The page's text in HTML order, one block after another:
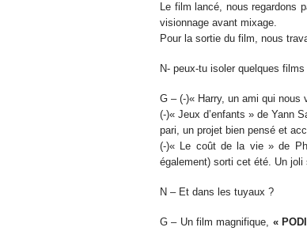
Le film lancé, nous regardons
visionnage avant mixage.
Pour la sortie du film, nous
N- peux-tu isoler quelques
G – (-)« Harry, un ami qui nous
(-)« Jeux d’enfants » de Yann
pari, un projet bien pensé et
(-)« Le coût de la vie » de
également) sorti cet été. Un joli
N – Et dans les tuyaux ?
G – Un film magnifique, «